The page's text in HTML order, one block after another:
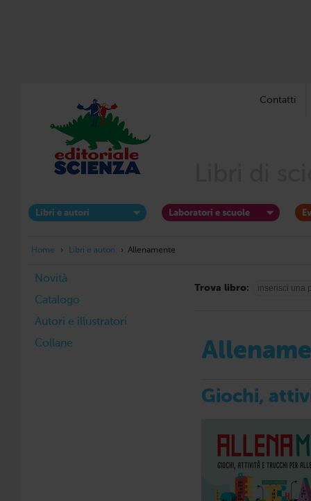
Contatti
Libri e autori Laboratori e scuole
Home › Libri e autori › Allenamente
Novità
Catalogo
Autori e illustratori
Collane
Trova libro:
Giochi,